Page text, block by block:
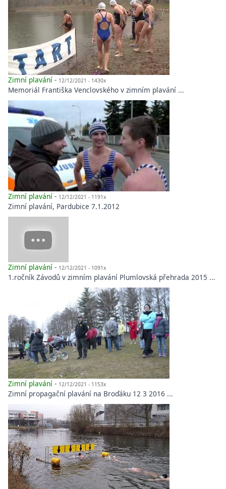
Zimní plavání - 12/12/2021 - 1430x
Memoriál Františka Venclovského v zimním plavání ...
Zimní plavání - 12/12/2021 - 1191x
Zimní plavání, Pardubice 7.1.2012
Zimní plavání - 12/12/2021 - 1091x
1.ročník Závodů v zimním plavání Plumlovská přehrada 2015 ...
Zimní plavání - 12/12/2021 - 1153x
Zimní propagační plavání na Broďáku 12 3 2016 ...